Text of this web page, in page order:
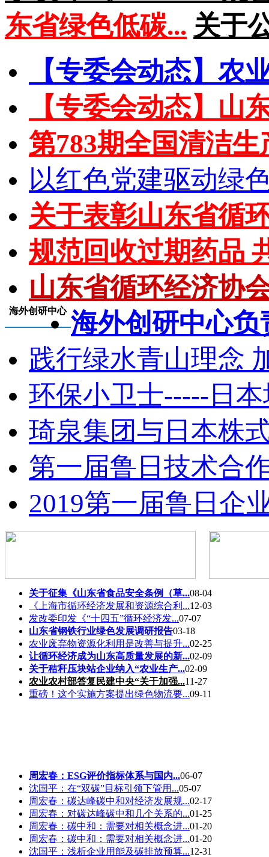
东省绿色低碳... 关于
【专委会动态】农
【专委会动态】山
第783期全国清洁
以红色党建驱动绿
关于表彰山东省循
规范回收过期药品
山东省循环经济协
海外创研中心 海外创研中心负
践行绿水青山理念
环保小卫士-----日
琦泉集团与日本株
第一届鲁日技术合
2019第一届鲁日企
关于征集《山东省食品安全条例（草...08-04
《上海市循环经济发展和资源综合利...12-03
发改委印发《“十四五”循环经济发...07-07
山东省钢铁行业绿色发展调研报告03-18
农业废弃物资源化利用是改善与提升...02-25
让循环经济成为山东高质量发展的新...02-09
关于秸秆压块站企业纳入“农业生产...02-09
农业农村部答复民建中央“关于加强...11-27
重磅！这个实施方案提出绿色物流要...09-11
周宏春：ESG评价指标体系与国内...06-07
沈国平：在“双碳”目标引领下管用...05-07
周宏春：碳达峰碳中和对经济发展规...02-17
周宏春：对碳达峰碳中和几个关系的...01-25
周宏春：碳中和：需要对相关概念进...01-20
周宏春：碳中和：需要对相关概念进...01-20
沈国平：浅析企业用能及碳排放预算...12-31